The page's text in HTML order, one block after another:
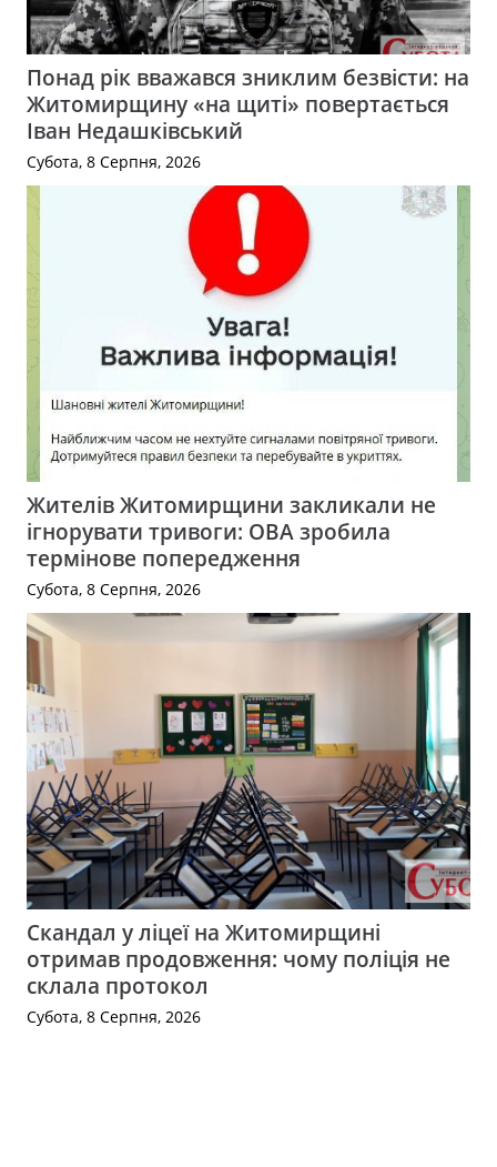
Понад рік вважався зниклим безвісти: на
Житомирщину «на щиті» повертається
Іван Недашківський
Субота, 8 Серпня, 2026
Жителів Житомирщини закликали не
ігнорувати тривоги: ОВА зробила
термінове попередження
Субота, 8 Серпня, 2026
Скандал у ліцеї на Житомирщині
отримав продовження: чому поліція не
склала протокол
Субота, 8 Серпня, 2026